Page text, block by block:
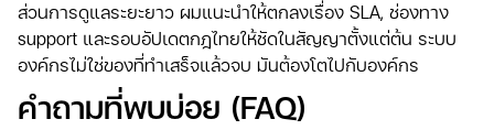
ส่วนการดูแลระยะยาว ผมแนะนำให้ตกลงเรื่อง SLA, ช่องทาง
support และรอบอัปเดตกฎไทยให้ชัดในสัญญาตั้งแต่ต้น ระบบ
องค์กรไม่ใช่ของที่ทำเสร็จแล้วจบ มันต้องโตไปกับองค์กร
คำถามที่พบบ่อย (FAQ)